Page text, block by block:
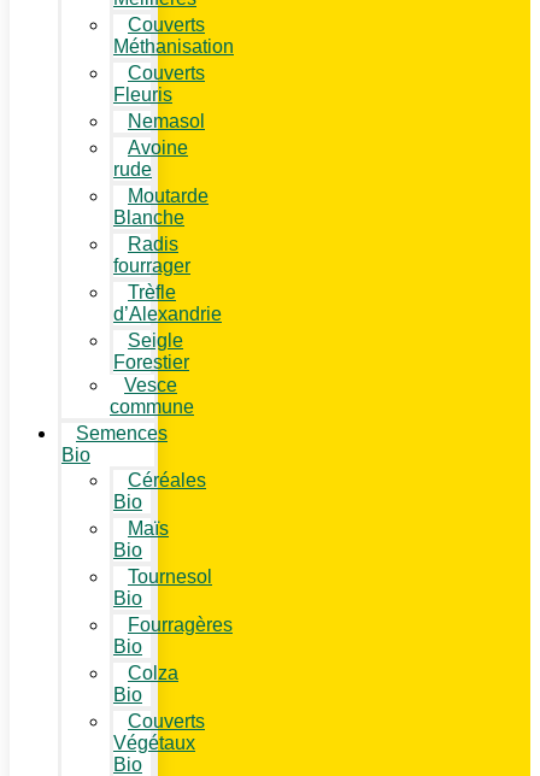
Couverts
Méthanisation
Couverts
Fleuris
Nemasol
Avoine
rude
Moutarde
Blanche
Radis
fourrager
Trèfle
d’Alexandrie
Seigle
Forestier
Vesce
commune
Semences
Bio
Céréales
Bio
Maïs
Bio
Tournesol
Bio
Fourragères
Bio
Colza
Bio
Couverts
Végétaux
Bio